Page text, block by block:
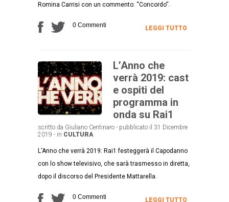
Romina Carrisi con un commento: “Concordo”.
0 Commenti LEGGI TUTTO
L’Anno che
verrà 2019: cast
e ospiti del
programma in
onda su Rai1
scritto da Giuliano Centinaro - pubblicato il 31 Dicembre
2019 - in CULTURA
L'Anno che verrà 2019: Rai1 festeggerà il Capodanno
con lo show televisivo, che sarà trasmesso in diretta,
dopo il discorso del Presidente Mattarella.
0 Commenti LEGGI TUTTO